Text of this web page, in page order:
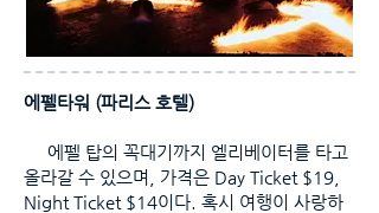
에펠타워 (파리스 호텔)
에펠 탑의 꼭대기까지 엘리베이터를 타고
올라갈 수 있으며, 가격은 Day Ticket $19,
Night Ticket $14이다. 혹시 여행이 사랑하